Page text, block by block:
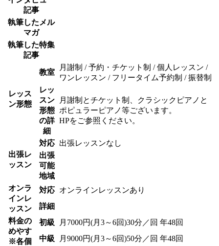
記事
執筆したメル
マガ
執筆した特集
記事
レッス
ン形態
教室
月謝制 / 予約・チケット制 / 個人レッスン /
ワンレッスン / フリータイム予約制 / 振替制
レッ
スン
形態
の詳
細
月謝制とチケット制、クラシックピアノと
ポピュラーピアノ等ございます。
HPをご参照ください。
出張レ
ッスン
対応 出張レッスンなし
出張
可能
地域
オンラ
インレ
ッスン
対応 オンラインレッスンあり
詳細
料金の
めやす
※各個
初級
月7000円(月3～6回)30分／回 年48回
中級
月9000円(月3～6回)50分／回 年48回